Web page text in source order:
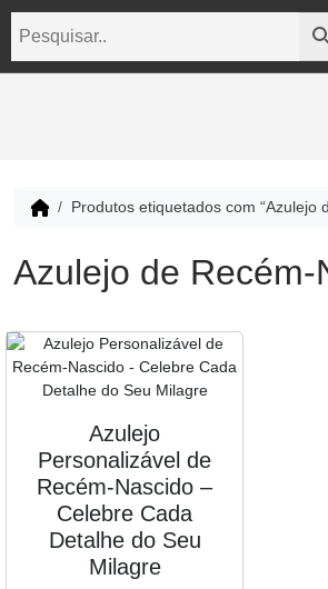
Produtos etiquetados com “Azulejo
Azulejo de Recém-
Azulejo
Personalizável de
Recém-Nascido –
Celebre Cada
Detalhe do Seu
Milagre